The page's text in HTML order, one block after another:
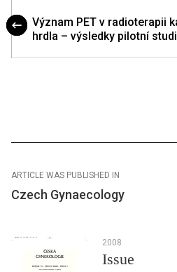
Význam PET v radioterapii
hrdla – výsledky pilotní
ARTICLE WAS PUBLISHED IN
Czech Gynaecology
2008
Issue